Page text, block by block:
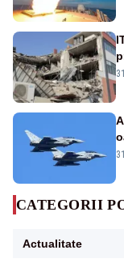
CATEGORII
Actualitate